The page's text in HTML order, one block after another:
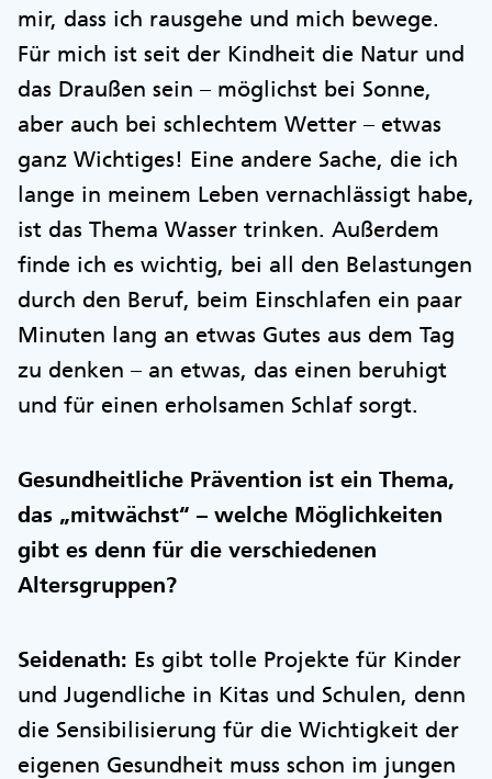
mir, dass ich rausgehe und mich bewege.
Für mich ist seit der Kindheit die Natur und
das Draußen sein – möglichst bei Sonne,
aber auch bei schlechtem Wetter – etwas
ganz Wichtiges! Eine andere Sache, die ich
lange in meinem Leben vernachlässigt habe,
ist das Thema Wasser trinken. Außerdem
finde ich es wichtig, bei all den Belastungen
durch den Beruf, beim Einschlafen ein paar
Minuten lang an etwas Gutes aus dem Tag
zu denken – an etwas, das einen beruhigt
und für einen erholsamen Schlaf sorgt.
Gesundheitliche Prävention ist ein Thema,
das „mitwächst“ – welche Möglichkeiten
gibt es denn für die verschiedenen
Altersgruppen?
Seidenath: Es gibt tolle Projekte für Kinder
und Jugendliche in Kitas und Schulen, denn
die Sensibilisierung für die Wichtigkeit der
eigenen Gesundheit muss schon im jungen